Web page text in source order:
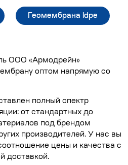
Геомембрана ldpe
ООО «Армодрейн»
оптом напрямую со
полный спектр
от стандартных до
под брендом
производителей. У нас вы
цены и качества с
доставкой.